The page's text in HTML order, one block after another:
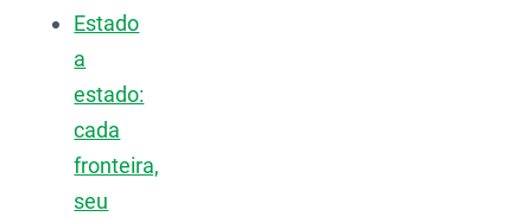
Estado
a
estado:
cada
fronteira,
seu